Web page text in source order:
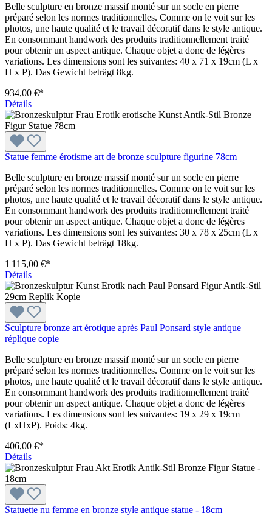
Belle sculpture en bronze massif monté sur un socle en pierre
préparé selon les normes traditionnelles. Comme on le voit sur les
photos, une haute qualité et le travail décoratif dans le style antique.
En consommant handwork des produits traditionnellement traité
pour obtenir un aspect antique. Chaque objet a donc de légères
variations. Les dimensions sont les suivantes: 40 x 71 x 19cm (L x
H x P). Das Gewicht beträgt 8kg.
934,00 €*
Détails
Statue femme érotisme art de bronze sculpture figurine 78cm
Belle sculpture en bronze massif monté sur un socle en pierre
préparé selon les normes traditionnelles. Comme on le voit sur les
photos, une haute qualité et le travail décoratif dans le style antique.
En consommant handwork des produits traditionnellement traité
pour obtenir un aspect antique. Chaque objet a donc de légères
variations. Les dimensions sont les suivantes: 30 x 78 x 25cm (L x
H x P). Das Gewicht beträgt 18kg.
1 115,00 €*
Détails
Sculpture bronze art érotique après Paul Ponsard style antique
réplique copie
Belle sculpture en bronze massif monté sur un socle en pierre
préparé selon les normes traditionnelles. Comme on le voit sur les
photos, une haute qualité et le travail décoratif dans le style antique.
En consommant handwork des produits traditionnellement traité
pour obtenir un aspect antique. Chaque objet a donc de légères
variations. Les dimensions sont les suivantes: 19 x 29 x 19cm
(LxHxP). Poids: 4kg.
406,00 €*
Détails
Statuette nu femme en bronze style antique statue - 18cm